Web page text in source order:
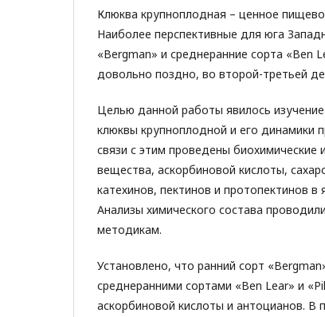
Клюква крупноплодная – ценное
Наиболее перспективные для юга
«Bergman» и среднеранние сорта «Ben
довольно поздно, во второй-третьей
Целью данной работы явилось
клюквы крупноплодной и его динамики
связи с этим проведены биохимические
вещества, аскорбиновой кислоты,
катехинов, пектинов и протопектинов в
Анализы химического состава
методикам.
Установлено, что ранний сорт
среднеранними сортами «Ben Lear» и
аскорбиновой кислоты и антоцианов. В